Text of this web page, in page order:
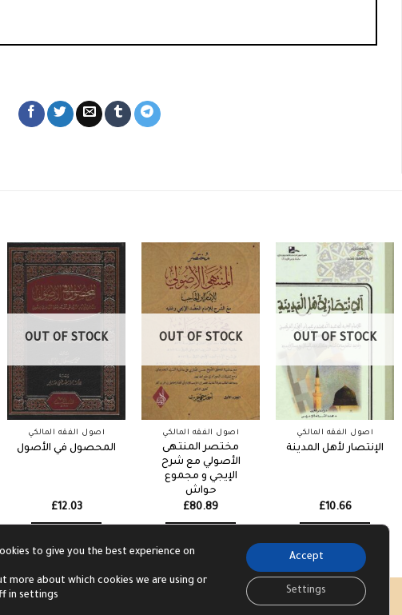
OUT OF STOCK
أصول الفقه المالكي
المحصول في الأصول
£12.03
OUT OF STOCK
أصول الفقه المالكي
مختصر المنتهى
الأصولي مع شرح
الإيجي و مجموع
حواش
£80.89
OUT OF STOCK
أصول الفقه المالكي
الإنتصار لأهل المدينة
£10.66
Visa PayPal
to give you the best experience on
more about which cookies we are using or
in settings
Accept
Settings